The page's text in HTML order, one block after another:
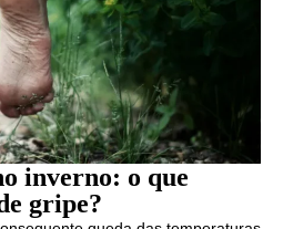
inverno: o que
gripe?